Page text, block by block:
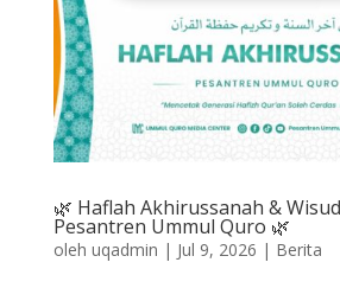
🌿 Haflah Akhirussanah &
Pesantren Ummul Quro 🌿
oleh uqadmin | Jul 9, 2026 | Berita